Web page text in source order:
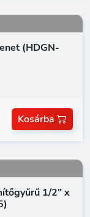
(HDGN-
Kosárba
1/2" x